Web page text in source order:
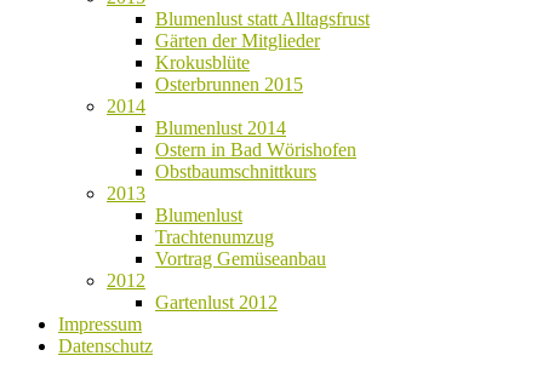
Blumenlust statt Alltagsfrust
Gärten der Mitglieder
Krokusblüte
Osterbrunnen 2015
2014
Blumenlust 2014
Ostern in Bad Wörishofen
Obstbaumschnittkurs
2013
Blumenlust
Trachtenumzug
Vortrag Gemüseanbau
2012
Gartenlust 2012
Impressum
Datenschutz